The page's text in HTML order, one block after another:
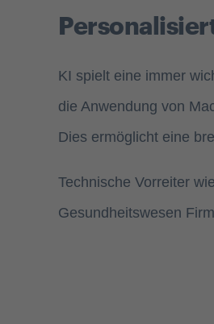
KI spielt eine immer
die Anwendung von
Dies ermöglicht eine
Technische Vorreiter wie
Gesundheitswesen